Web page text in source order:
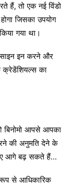
हैं, तो एक नई विंडो
जिसका उपयोग
गया था।
इन करने और
का
बिनोमो आपसे आपका
की अनुमति देने के
आगे बढ़ सकते हैं…
रूप से आधिकारिक